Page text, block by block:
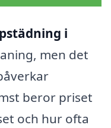
i
men det
beror priset
och hur ofta